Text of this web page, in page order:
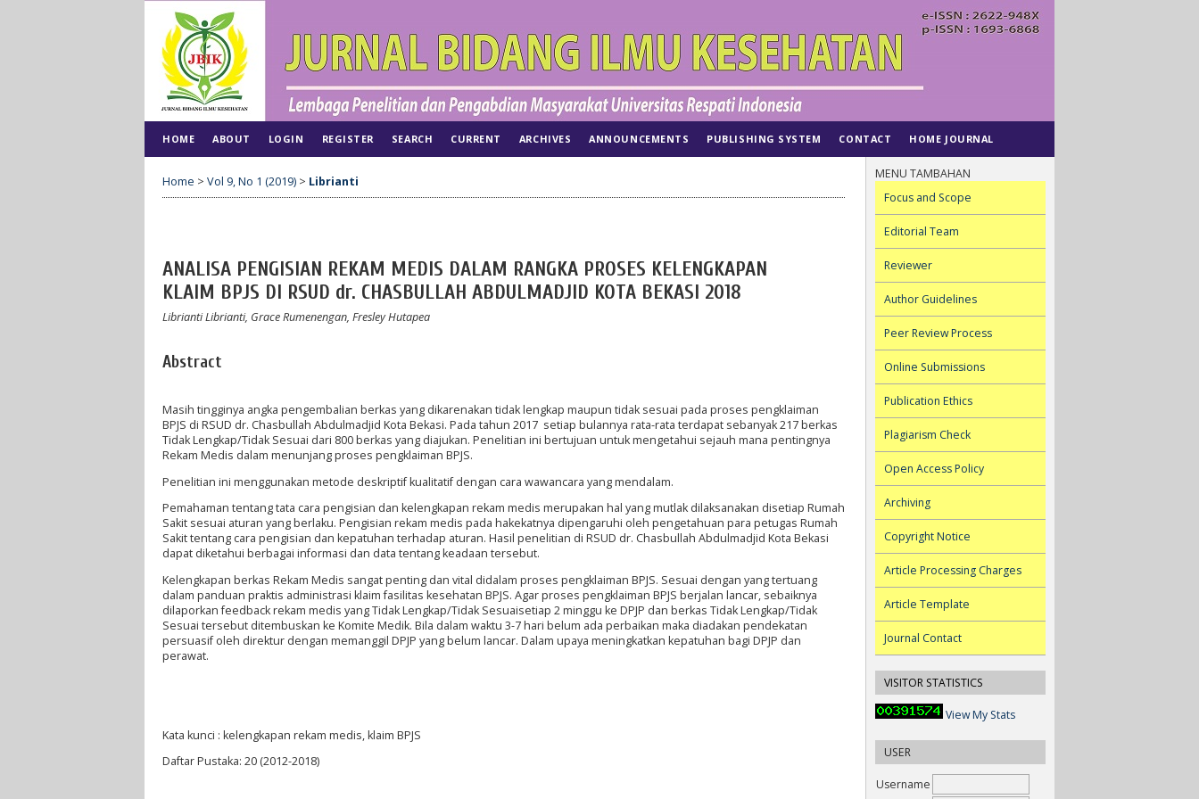
MENU TAMBAHAN
Focus and Scope
Editorial Team
Reviewer
Author Guidelines
Peer Review Process
Online Submissions
Publication Ethics
Plagiarism Check
Open Access Policy
Archiving
Copyright Notice
Article Processing Charges
Article Template
Journal Contact
VISITOR STATISTICS
View My Stats
USER
Username
HOME ABOUT LOGIN REGISTER SEARCH CURRENT ARCHIVES ANNOUNCEMENTS PUBLISHING SYSTEM CONTACT HOME JOURNAL
Home > Vol 9, No 1 (2019) > Librianti
ANALISA PENGISIAN REKAM MEDIS DALAM RANGKA PROSES KELENGKAPAN
KLAIM BPJS DI RSUD dr. CHASBULLAH ABDULMADJID KOTA BEKASI 2018
Librianti Librianti, Grace Rumenengan, Fresley Hutapea
Abstract
Masih tingginya angka pengembalian berkas yang dikarenakan tidak lengkap maupun tidak sesuai pada proses pengklaiman
BPJS di RSUD dr. Chasbullah Abdulmadjid Kota Bekasi. Pada tahun 2017 setiap bulannya rata-rata terdapat sebanyak 217 berkas
Tidak Lengkap/Tidak Sesuai dari 800 berkas yang diajukan. Penelitian ini bertujuan untuk mengetahui sejauh mana pentingnya
Rekam Medis dalam menunjang proses pengklaiman BPJS.
Penelitian ini menggunakan metode deskriptif kualitatif dengan cara wawancara yang mendalam.
Pemahaman tentang tata cara pengisian dan kelengkapan rekam medis merupakan hal yang mutlak dilaksanakan disetiap Rumah
Sakit sesuai aturan yang berlaku. Pengisian rekam medis pada hakekatnya dipengaruhi oleh pengetahuan para petugas Rumah
Sakit tentang cara pengisian dan kepatuhan terhadap aturan. Hasil penelitian di RSUD dr. Chasbullah Abdulmadjid Kota Bekasi
dapat diketahui berbagai informasi dan data tentang keadaan tersebut.
Kelengkapan berkas Rekam Medis sangat penting dan vital didalam proses pengklaiman BPJS. Sesuai dengan yang tertuang
dalam panduan praktis administrasi klaim fasilitas kesehatan BPJS. Agar proses pengklaiman BPJS berjalan lancar, sebaiknya
dilaporkan feedback rekam medis yang Tidak Lengkap/Tidak Sesuaisetiap 2 minggu ke DPJP dan berkas Tidak Lengkap/Tidak
Sesuai tersebut ditembuskan ke Komite Medik. Bila dalam waktu 3-7 hari belum ada perbaikan maka diadakan pendekatan
persuasif oleh direktur dengan memanggil DPJP yang belum lancar. Dalam upaya meningkatkan kepatuhan bagi DPJP dan
perawat.
Kata kunci : kelengkapan rekam medis, klaim BPJS
Daftar Pustaka: 20 (2012-2018)